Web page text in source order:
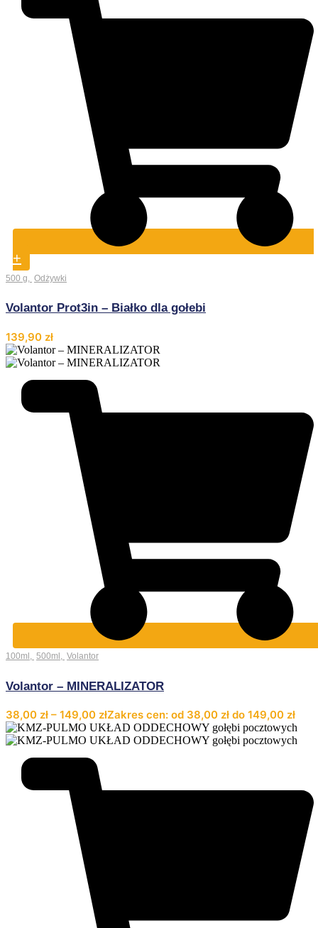
+
500 g Odżywki
Volantor Prot3in – Białko dla gołebi
139,90 zł
100ml 500ml Volantor
Volantor – MINERALIZATOR
38,00 zł – 149,00 złZakres cen: od 38,00 zł do 149,00 zł